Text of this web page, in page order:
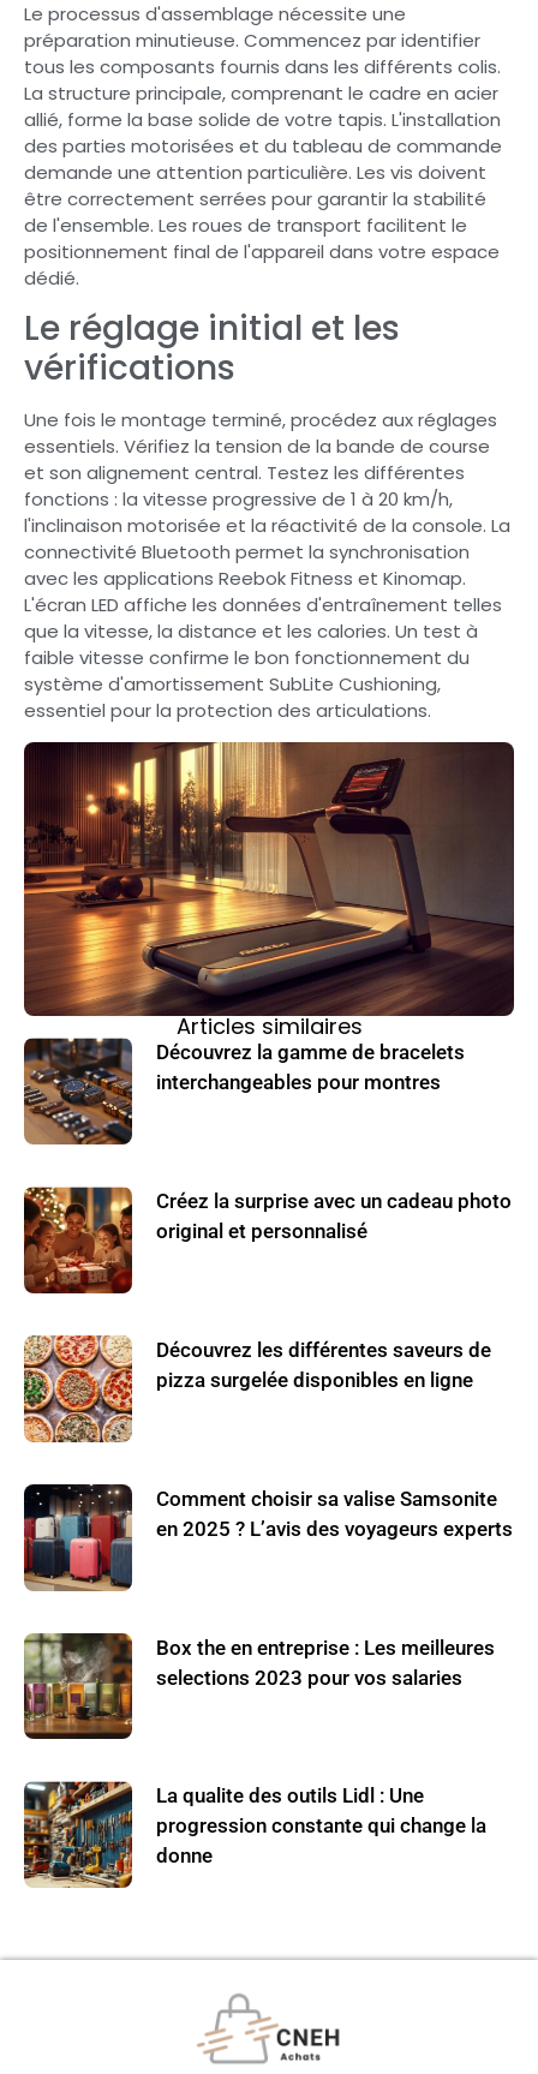
Le processus d'assemblage nécessite une
préparation minutieuse. Commencez par identifier
tous les composants fournis dans les différents colis.
La structure principale, comprenant le cadre en acier
allié, forme la base solide de votre tapis. L'installation
des parties motorisées et du tableau de commande
demande une attention particulière. Les vis doivent
être correctement serrées pour garantir la stabilité
de l'ensemble. Les roues de transport facilitent le
positionnement final de l'appareil dans votre espace
dédié.
Le réglage initial et les
vérifications
Une fois le montage terminé, procédez aux réglages
essentiels. Vérifiez la tension de la bande de course
et son alignement central. Testez les différentes
fonctions : la vitesse progressive de 1 à 20 km/h,
l'inclinaison motorisée et la réactivité de la console. La
connectivité Bluetooth permet la synchronisation
avec les applications Reebok Fitness et Kinomap.
L'écran LED affiche les données d'entraînement telles
que la vitesse, la distance et les calories. Un test à
faible vitesse confirme le bon fonctionnement du
système d'amortissement SubLite Cushioning,
essentiel pour la protection des articulations.
Articles similaires
Découvrez la gamme de bracelets
interchangeables pour montres
Créez la surprise avec un cadeau photo
original et personnalisé
Découvrez les différentes saveurs de
pizza surgelée disponibles en ligne
Comment choisir sa valise Samsonite
en 2025 ? L’avis des voyageurs experts
Box the en entreprise : Les meilleures
selections 2023 pour vos salaries
La qualite des outils Lidl : Une
progression constante qui change la
donne